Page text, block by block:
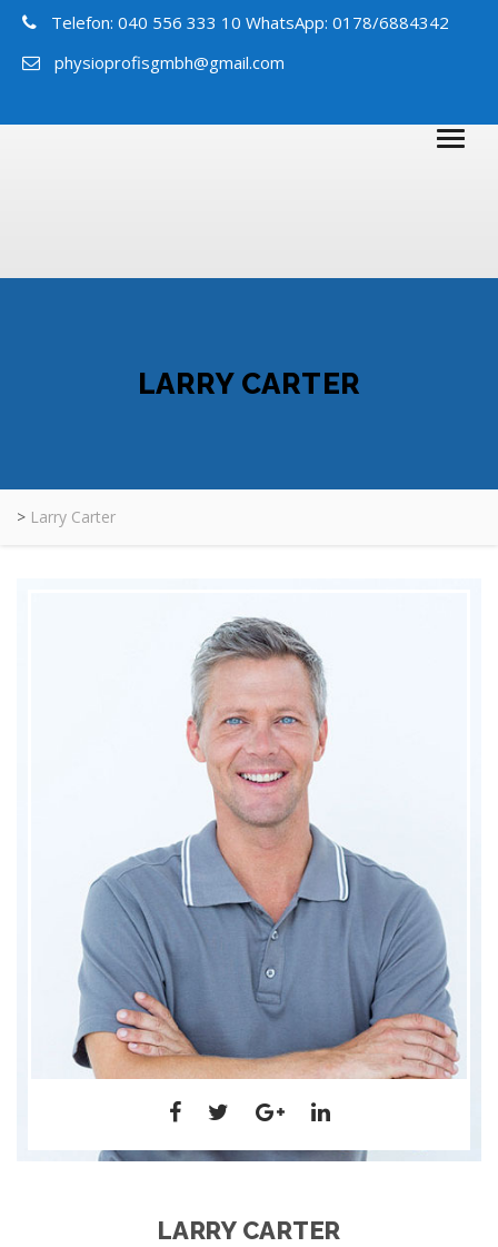
Telefon: 040 556 333 10 WhatsApp: 0178/6884342
physioprofisgmbh@gmail.com
LARRY CARTER
> Larry Carter
LARRY CARTER